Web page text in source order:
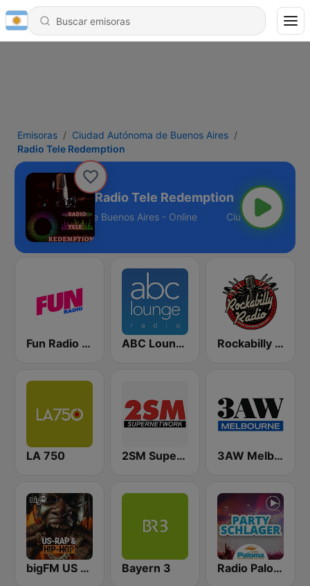
Emisoras
Ciudad Autónoma de Buenos Aires
Radio Tele Redemption
Radio Tele Redemption
Ciudad Autónoma de Buenos Aires - Online
Fun Radio FRANCE ABC Lounge Jazz Rockabilly Radio
LA 750 2SM Super Radio 3AW Melbourne
bigFM US Rap & Hip-Hop Bayern 3 Radio Paloma Partyschlager